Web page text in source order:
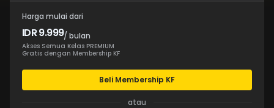
Harga mulai dari
IDR 9.999/ bulan
Akses Semua Kelas PREMIUM
Gratis dengan Membership KF
Beli Membership KF
atau